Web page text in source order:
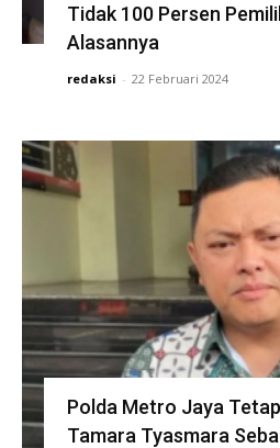
Tidak 100 Persen
Alasannya
redaksi - 22 Februari 2024
Polda Metro Jaya
Tamara Tyasmara